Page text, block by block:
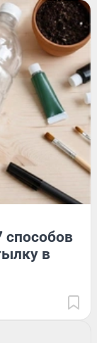
способов
в